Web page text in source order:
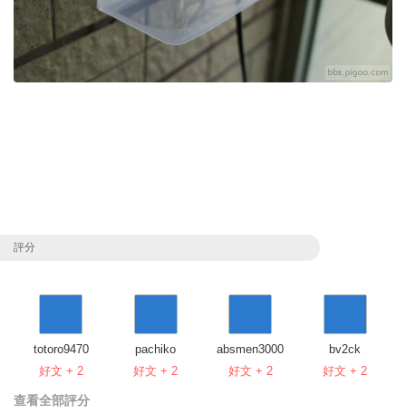
評分
totoro9470
好文 + 2
pachiko
好文 + 2
absmen3000
好文 + 2
bv2ck
好文 + 2
查看全部評分